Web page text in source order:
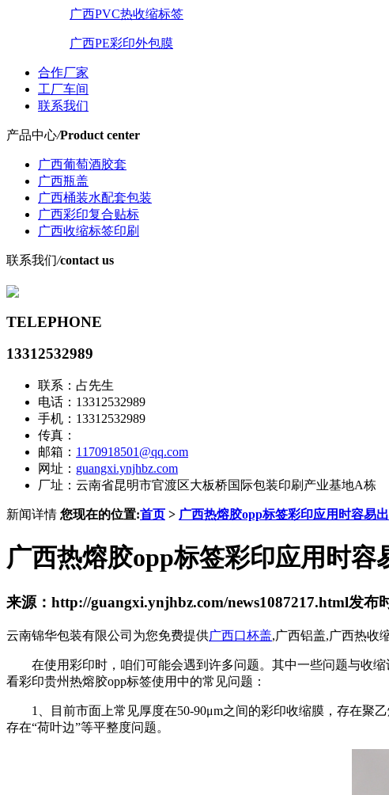
广西PVC热收缩标签
广西PE彩印外包膜
合作厂家
工厂车间
联系我们
产品中心/Product center
广西葡萄酒胶套
广西瓶盖
广西桶装水配套包装
广西彩印复合贴标
广西收缩标签印刷
联系我们/contact us
TELEPHONE
13312532989
联系：占先生
电话：13312532989
手机：13312532989
传真：
邮箱： 1170918501@qq.com
网址： guangxi.ynjhbz.com
厂址：云南省昆明市官渡区大板桥国际包装印刷产业基地A栋
新闻详情 您现在的位置:首页 > 广西热熔胶opp标签彩印应用时容易
广西热熔胶opp标签彩印应用时容
来源：http://guangxi.ynjhbz.com/news1087217.html发布
云南锦华包装有限公司为您免费提供广西口杯盖,广西铝盖,广西热收
在使用彩印时，咱们可能会遇到许多问题。其中一些问题与收
看彩印贵州热熔胶opp标签使用中的常见问题：
1、目前市面上常见厚度在50-90μm之间的彩印收缩膜，存在聚
存在“荷叶边”等平整度问题。